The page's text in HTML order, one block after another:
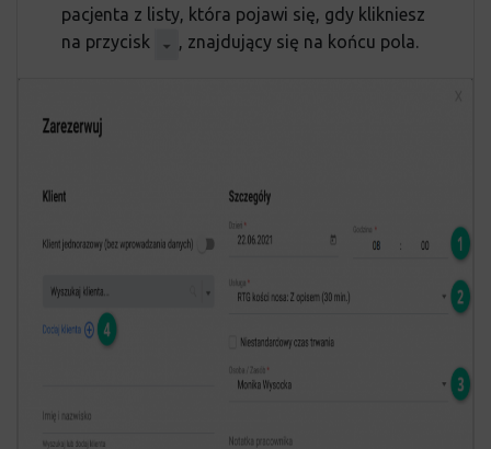
pacjenta z listy, która pojawi się, gdy klikniesz
na przycisk
, znajdujący się na końcu pola.